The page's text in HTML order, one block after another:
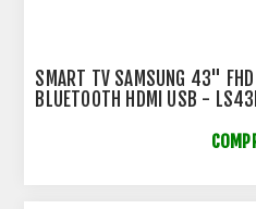
SMART TV SAMSUNG 43" FHD
BLUETOOTH HDMI USB -